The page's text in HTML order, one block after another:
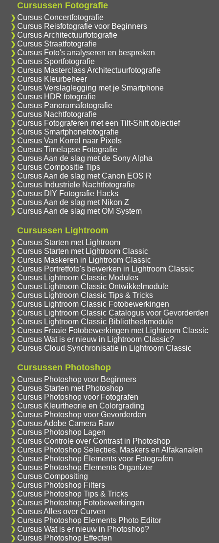
Cursussen Fotografie
Cursus Concertfotografie
Cursus Reisfotografie voor Beginners
Cursus Architectuurfotografie
Cursus Straatfotografie
Cursus Foto's analyseren en bespreken
Cursus Sportfotografie
Cursus Masterclass Architectuurfotografie
Cursus Kleurbeheer
Cursus Verslaglegging met je Smartphone
Cursus HDR fotografie
Cursus Panoramafotografie
Cursus Nachtfotografie
Cursus Fotograferen met een Tilt-Shift objectief
Cursus Smartphonefotografie
Cursus Van Korrel naar Pixels
Cursus Timelapse Fotografie
Cursus Aan de slag met de Sony Alpha
Cursus Compositie Tips
Cursus Aan de slag met Canon EOS R
Cursus Industriele Nachtfotografie
Cursus DIY Fotografie Hacks
Cursus Aan de slag met Nikon Z
Cursus Aan de slag met OM System
Cursussen Lightroom
Cursus Starten met Lightroom
Cursus Starten met Lightroom Classic
Cursus Maskeren in Lightroom Classic
Cursus Portretfoto's bewerken in Lightroom Classic
Cursus Lightroom Classic Modules
Cursus Lightroom Classic Ontwikkelmodule
Cursus Lightroom Classic Tips & Tricks
Cursus Lightroom Classic Fotobewerkingen
Cursus Lightroom Classic Catalogus voor Gevorderden
Cursus Lightroom Classic Bibliotheekmodule
Cursus Fraaie Fotobewerkingen met Lightroom Classic
Cursus Wat is er nieuw in Lightroom Classic?
Cursus Cloud Synchronisatie in Lightroom Classic
Cursussen Photoshop
Cursus Photoshop voor Beginners
Cursus Starten met Photoshop
Cursus Photoshop voor Fotografen
Cursus Kleurtheorie en Colorgrading
Cursus Photoshop voor Gevorderden
Cursus Adobe Camera Raw
Cursus Photoshop Lagen
Cursus Controle over Contrast in Photoshop
Cursus Photoshop Selecties, Maskers en Alfakanalen
Cursus Photoshop Elements voor Fotografen
Cursus Photoshop Elements Organizer
Cursus Compositing
Cursus Photoshop Filters
Cursus Photoshop Tips & Tricks
Cursus Photoshop Fotobewerkingen
Cursus Alles over Curven
Cursus Photoshop Elements Photo Editor
Cursus Wat is er nieuw in Photoshop?
Cursus Photoshop Effecten